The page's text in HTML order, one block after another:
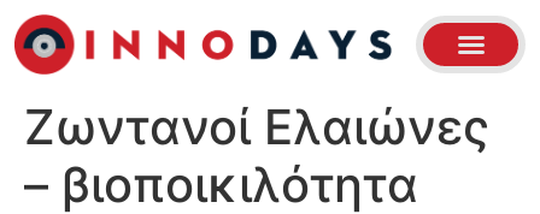
Ζωντανοί Ελαιώνες
– βιοποικιλότητα